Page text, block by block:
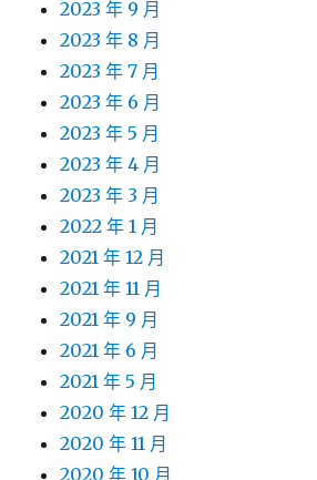
2023 年 9 月
2023 年 8 月
2023 年 7 月
2023 年 6 月
2023 年 5 月
2023 年 4 月
2023 年 3 月
2022 年 1 月
2021 年 12 月
2021 年 11 月
2021 年 9 月
2021 年 6 月
2021 年 5 月
2020 年 12 月
2020 年 11 月
2020 年 10 月